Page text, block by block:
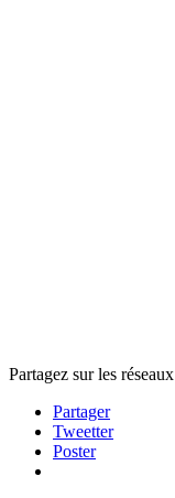
Partagez sur les réseaux
Partager
Tweetter
Poster